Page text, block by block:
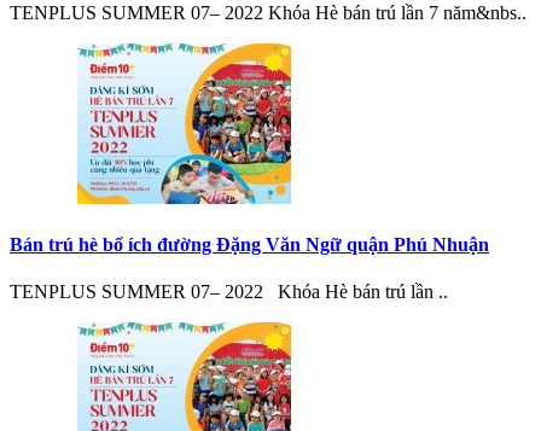
TENPLUS SUMMER 07– 2022 Khóa Hè bán trú lần 7 năm&nbs..
Bán trú hè bổ ích đường Đặng Văn Ngữ quận Phú Nhuận
TENPLUS SUMMER 07– 2022 Khóa Hè bán trú lần ..